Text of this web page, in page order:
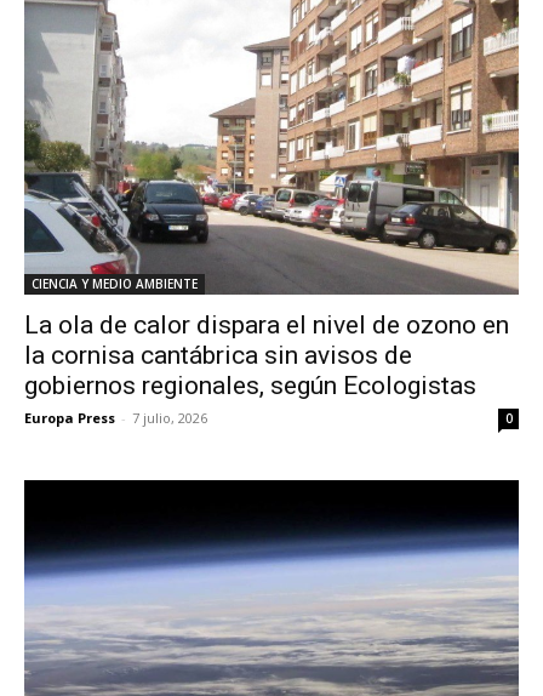
CIENCIA Y MEDIO AMBIENTE
La ola de calor dispara el nivel de ozono en
la cornisa cantábrica sin avisos de
gobiernos regionales, según Ecologistas
Europa Press - 7 julio, 2026 0